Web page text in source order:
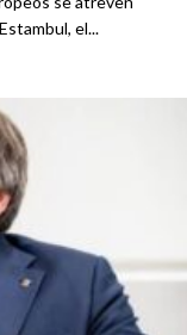
el...